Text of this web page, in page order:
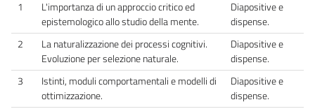
1
L'importanza di un approccio critico ed
epistemologico allo studio della mente.
Diapositive e
dispense.
2
La naturalizzazione dei processi cognitivi.
Evoluzione per selezione naturale.
Diapositive e
dispense.
3
Istinti, moduli comportamentali e modelli di
ottimizzazione.
Diapositive e
dispense.